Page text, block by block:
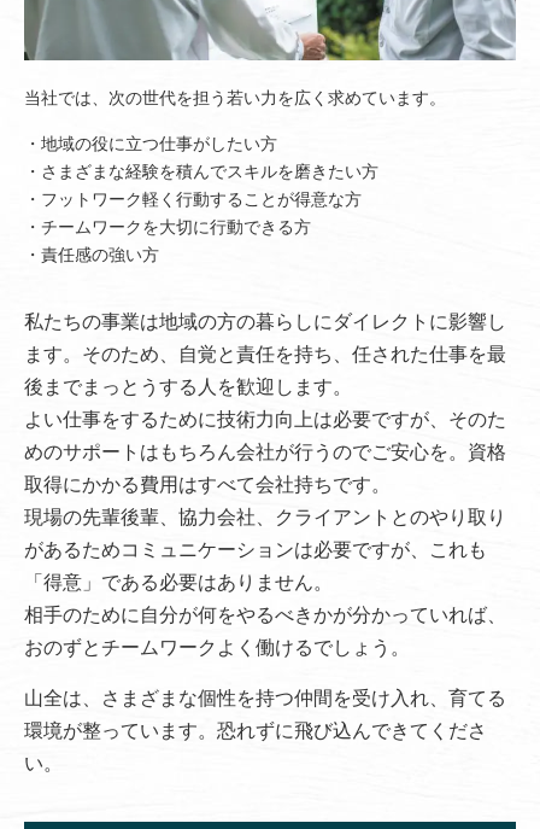
当社では、次の世代を担う若い力を広く求めています。
地域の役に立つ仕事がしたい方
さまざまな経験を積んでスキルを磨きたい方
フットワーク軽く行動することが得意な方
チームワークを大切に行動できる方
責任感の強い方
私たちの事業は地域の方の暮らしにダイレクトに影響し
ます。そのため、自覚と責任を持ち、任された仕事を最
後までまっとうする人を歓迎します。
よい仕事をするために技術力向上は必要ですが、そのた
めのサポートはもちろん会社が行うのでご安心を。資格
取得にかかる費用はすべて会社持ちです。
現場の先輩後輩、協力会社、クライアントとのやり取り
があるためコミュニケーションは必要ですが、これも
「得意」である必要はありません。
相手のために自分が何をやるべきかが分かっていれば、
おのずとチームワークよく働けるでしょう。
山全は、さまざまな個性を持つ仲間を受け入れ、育てる
環境が整っています。恐れずに飛び込んできてくださ
い。